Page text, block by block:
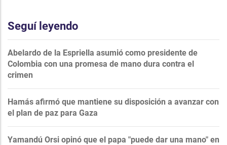
Seguí leyendo
Abelardo de la Espriella asumió como presidente de
Colombia con una promesa de mano dura contra el
crimen
Hamás afirmó que mantiene su disposición a avanzar con
el plan de paz para Gaza
Yamandú Orsi opinó que el papa "puede dar una mano" en